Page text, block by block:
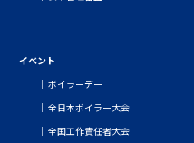
イベント
ボイラーデー
全日本ボイラー大会
全国工作責任者大会